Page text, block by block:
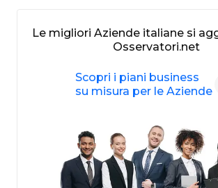
Le migliori Aziende italiane si
Osservatori.net
Scopri i piani business
su misura per le Aziende